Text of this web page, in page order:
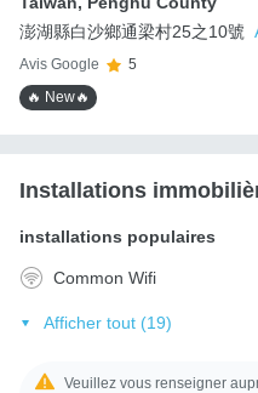
澎湖縣白沙鄉通梁村25之10號
Avis Google
5
🔥 New🔥
Installations
installations populaires
Common Wifi
Afficher tout (19)
Veuillez vous renseigner